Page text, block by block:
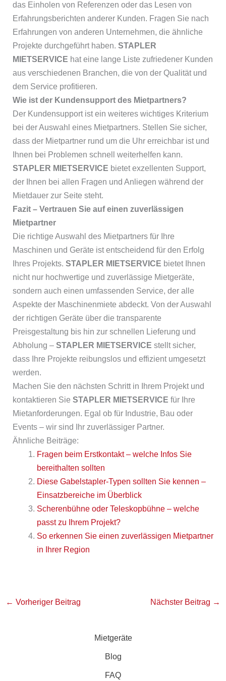
das Einholen von Referenzen oder das Lesen von
Erfahrungsberichten anderer Kunden. Fragen Sie nach
Erfahrungen von anderen Unternehmen, die ähnliche
Projekte durchgeführt haben. STAPLER
MIETSERVICE hat eine lange Liste zufriedener Kunden
aus verschiedenen Branchen, die von der Qualität und
dem Service profitieren.
Wie ist der Kundensupport des Mietpartners?
Der Kundensupport ist ein weiteres wichtiges Kriterium
bei der Auswahl eines Mietpartners. Stellen Sie sicher,
dass der Mietpartner rund um die Uhr erreichbar ist und
Ihnen bei Problemen schnell weiterhelfen kann.
STAPLER MIETSERVICE bietet exzellenten Support,
der Ihnen bei allen Fragen und Anliegen während der
Mietdauer zur Seite steht.
Fazit – Vertrauen Sie auf einen zuverlässigen
Mietpartner
Die richtige Auswahl des Mietpartners für Ihre
Maschinen und Geräte ist entscheidend für den Erfolg
Ihres Projekts. STAPLER MIETSERVICE bietet Ihnen
nicht nur hochwertige und zuverlässige Mietgeräte,
sondern auch einen umfassenden Service, der alle
Aspekte der Maschinenmiete abdeckt. Von der Auswahl
der richtigen Geräte über die transparente
Preisgestaltung bis hin zur schnellen Lieferung und
Abholung – STAPLER MIETSERVICE stellt sicher,
dass Ihre Projekte reibungslos und effizient umgesetzt
werden.
Machen Sie den nächsten Schritt in Ihrem Projekt und
kontaktieren Sie STAPLER MIETSERVICE für Ihre
Mietanforderungen. Egal ob für Industrie, Bau oder
Events – wir sind Ihr zuverlässiger Partner.
Ähnliche Beiträge:
Fragen beim Erstkontakt – welche Infos Sie
bereithalten sollten
Diese Gabelstapler-Typen sollten Sie kennen –
Einsatzbereiche im Überblick
Scherenbühne oder Teleskopbühne – welche
passt zu Ihrem Projekt?
So erkennen Sie einen zuverlässigen Mietpartner
in Ihrer Region
← Vorheriger Beitrag Nächster Beitrag →
Mietgeräte
Blog
FAQ